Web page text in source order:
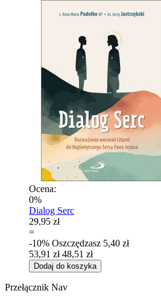
Ocena:
0%
Dialog Serc
29,95 zł
=
-10% Oszczędzasz 5,40 zł
53,91 zł 48,51 zł
Dodaj do koszyka
Przełącznik Nav